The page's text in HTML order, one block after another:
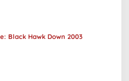
Black Hawk Down 2003